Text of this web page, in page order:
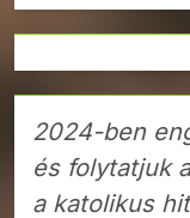
2024-ben
és folytatjuk
a katolikus